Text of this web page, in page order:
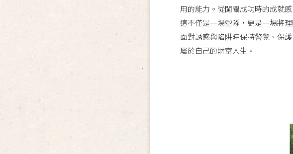
用的能力。從闖關成功時的成就
這不僅是一場營隊，更是一場將
面對誘惑與陷阱時保持警覺、保
屬於自己的財富人生。